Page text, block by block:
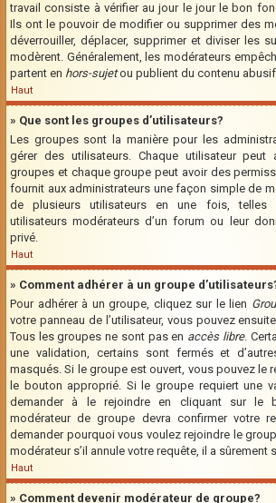
travail consiste à vérifier au jour le jour le bon
Ils ont le pouvoir de modifier ou supprimer des
déverrouiller, déplacer, supprimer et diviser les
modèrent. Généralement, les modérateurs
partent en hors-sujetou publient du contenu
Haut
» Que sont les groupes d’utilisateurs?
Les groupes sont la manière pour les
gérer des utilisateurs. Chaque utilisateur peut
groupes et chaque groupe peut avoir des
fournit aux administrateurs une façon simple de
de plusieurs utilisateurs en une fois, telles
utilisateurs modérateurs d’un forum ou leur
privé.
Haut
» Comment adhérer à un groupe
Pour adhérer à un groupe, cliquez sur le lien
votre panneau de l’utilisateur, vous pouvez
Tous les groupes ne sont pas en accès libre.
une validation, certains sont fermés et
masqués. Si le groupe est ouvert, vous pouvez le
le bouton approprié. Si le groupe requiert une
demander à le rejoindre en cliquant sur le
modérateur de groupe devra confirmer votre
demander pourquoi vous voulez rejoindre le
modérateur s’il annule votre requête, il a sûrement
Haut
» Comment devenir modérateur de groupe?